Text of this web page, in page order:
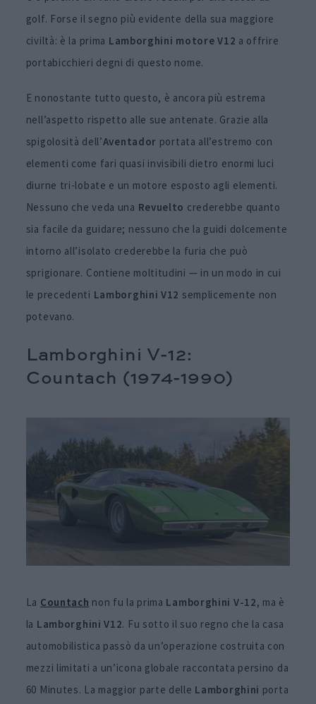
golf. Forse il segno più evidente della sua maggiore
civiltà: è la prima Lamborghini motore V12 a offrire
portabicchieri degni di questo nome.
E nonostante tutto questo, è ancora più estrema
nell’aspetto rispetto alle sue antenate. Grazie alla
spigolosità dell’Aventador portata all’estremo con
elementi come fari quasi invisibili dietro enormi luci
diurne tri-lobate e un motore esposto agli elementi.
Nessuno che veda una Revuelto crederebbe quanto
sia facile da guidare; nessuno che la guidi dolcemente
intorno all’isolato crederebbe la furia che può
sprigionare. Contiene moltitudini — in un modo in cui
le precedenti Lamborghini V12 semplicemente non
potevano.
Lamborghini V-12:
Countach (1974-1990)
La Countach non fu la prima Lamborghini V-12, ma è
la Lamborghini V12. Fu sotto il suo regno che la casa
automobilistica passò da un’operazione costruita con
mezzi limitati a un’icona globale raccontata persino da
60 Minutes. La maggior parte delle Lamborghini porta